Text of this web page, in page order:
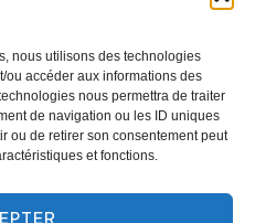
nous utilisons des technologies
ou accéder aux informations des
nous permettra de traiter
de navigation ou les ID uniques
ou de retirer son consentement peut
et fonctions.